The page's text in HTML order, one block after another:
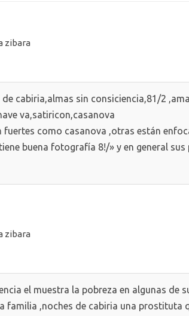
zibara
cabiria,almas sin consiciencia,81/2
va,satiricon,casanova
fuertes como casanova ,otras están
buena fotografía 8!/» y en general sus
zibara
el muestra la pobreza en algunas de
familia ,noches de cabiria una prostituta